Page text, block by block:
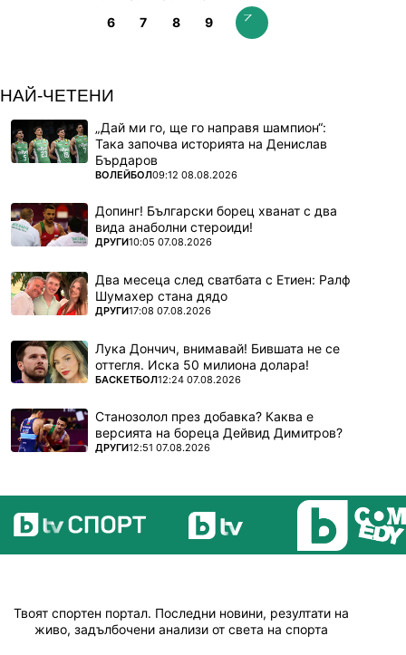
6 7 8 9
НАЙ-ЧЕТЕНИ
„Дай ми го, ще го направя шампион“:
Така започва историята на Денислав
Бърдаров
ПОВЕЧЕ ОТ
ВОЛЕЙБОЛ09:12 08.08.2026
Допинг! Български борец хванат с два
вида анаболни стероиди!
ПОВЕЧЕ ОТ
ДРУГИ10:05 07.08.2026
Два месеца след сватбата с Етиен: Ралф
Шумахер стана дядо
ПОВЕЧЕ ОТ
ДРУГИ17:08 07.08.2026
Лука Дончич, внимавай! Бившата не се
оттегля. Иска 50 милиона долара!
ПОВЕЧЕ ОТ
БАСКЕТБОЛ12:24 07.08.2026
Станозолол през добавка? Каква е
версията на бореца Дейвид Димитров?
ПОВЕЧЕ ОТ
ДРУГИ12:51 07.08.2026
Твоят спортен портал. Последни новини, резултати на
живо, задълбочени анализи от света на спорта